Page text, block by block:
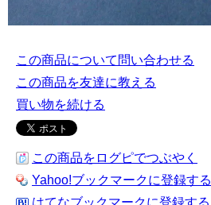
この商品について問い合わせる
この商品を友達に教える
買い物を続ける
この商品をログピでつぶやく
Yahoo!ブックマークに登録する
はてなブックマークに登録する